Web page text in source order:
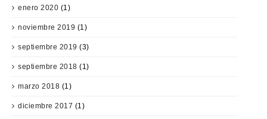
enero 2020 (1)
noviembre 2019 (1)
septiembre 2019 (3)
septiembre 2018 (1)
marzo 2018 (1)
diciembre 2017 (1)